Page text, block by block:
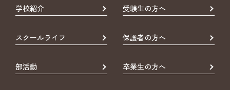
学校紹介 受験生の方へ
スクールライフ 保護者の方へ
部活動 卒業生の方へ